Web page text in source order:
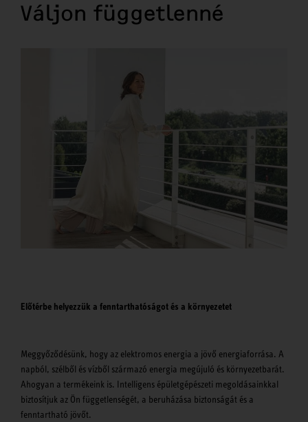
Váljon függetlenné
Előtérbe helyezzük a fenntarthatóságot és a környezetet
Meggyőződésünk, hogy az elektromos energia a jövő energiaforrása. A
napból, szélből és vízből származó energia megújuló és környezetbarát.
Ahogyan a termékeink is. Intelligens épületgépészeti megoldásainkkal
biztosítjuk az Ön függetlenségét, a beruházása biztonságát és a
fenntartható jövőt.